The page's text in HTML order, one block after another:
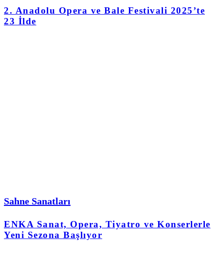
2. Anadolu Opera ve Bale Festivali 2025’te
23 İlde
Sahne Sanatları
ENKA Sanat, Opera, Tiyatro ve Konserlerle
Yeni Sezona Başlıyor